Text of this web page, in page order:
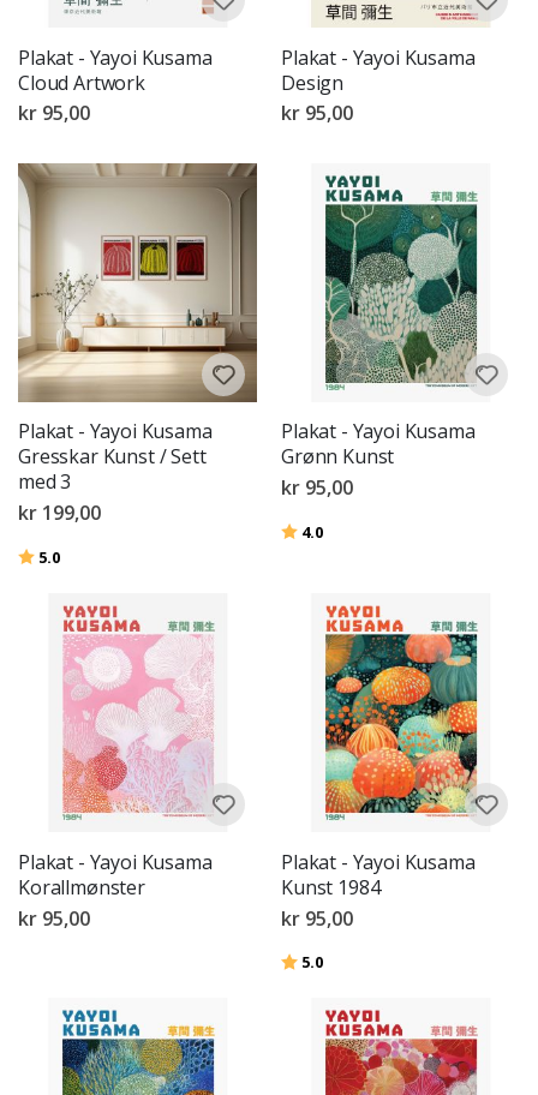
Plakat - Yayoi Kusama
Cloud Artwork
kr 95,00
Plakat - Yayoi Kusama
Design
kr 95,00
Plakat - Yayoi Kusama
Gresskar Kunst / Sett
med 3
kr 199,00
Karakter:
5.0
Plakat - Yayoi Kusama
Grønn Kunst
kr 95,00
Karakter:
4.0
Plakat - Yayoi Kusama
Korallmønster
kr 95,00
Plakat - Yayoi Kusama
Kunst 1984
kr 95,00
Karakter:
5.0